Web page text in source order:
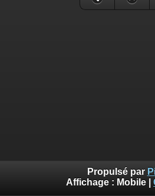
Propulsé par
Affichage : Mobile